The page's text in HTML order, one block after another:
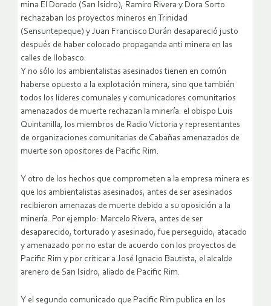
mina El Dorado (San Isidro), Ramiro Rivera y Dora Sorto
rechazaban los proyectos mineros en Trinidad
(Sensuntepeque) y Juan Francisco Durán desapareció justo
después de haber colocado propaganda anti minera en las
calles de Ilobasco.
Y no sólo los ambientalistas asesinados tienen en común
haberse opuesto a la explotación minera, sino que también
todos los líderes comunales y comunicadores comunitarios
amenazados de muerte rechazan la minería: el obispo Luis
Quintanilla, los miembros de Radio Victoria y representantes
de organizaciones comunitarias de Cabañas amenazados de
muerte son opositores de Pacific Rim.
Y otro de los hechos que comprometen a la empresa minera es
que los ambientalistas asesinados, antes de ser asesinados
recibieron amenazas de muerte debido a su oposición a la
minería. Por ejemplo: Marcelo Rivera, antes de ser
desaparecido, torturado y asesinado, fue perseguido, atacado
y amenazado por no estar de acuerdo con los proyectos de
Pacific Rim y por criticar a José Ignacio Bautista, el alcalde
arenero de San Isidro, aliado de Pacific Rim.
Y el segundo comunicado que Pacific Rim publica en los